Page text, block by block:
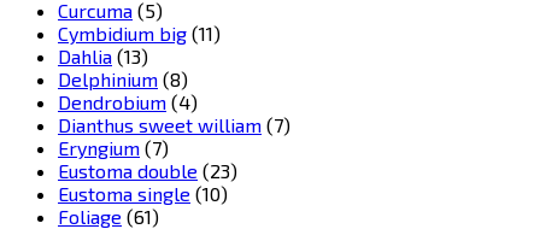
Curcuma (5)
Cymbidium big (11)
Dahlia (13)
Delphinium (8)
Dendrobium (4)
Dianthus sweet william (7)
Eryngium (7)
Eustoma double (23)
Eustoma single (10)
Foliage (61)